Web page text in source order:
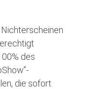
des
die sofort